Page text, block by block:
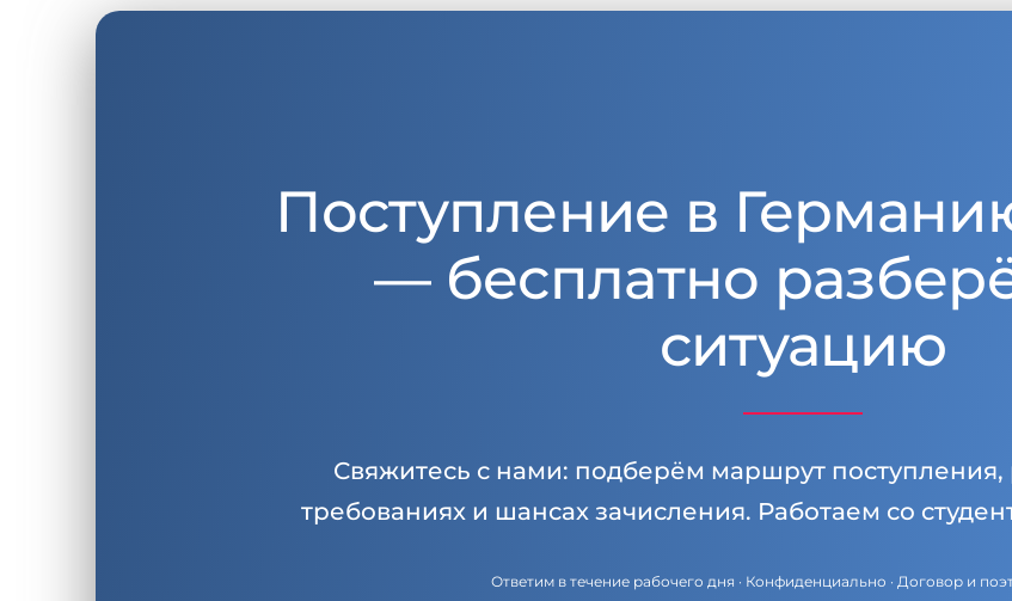
Поступление в
— бесплатно
ситуацию
Свяжитесь с нами: подберём маршрут поступления,
требованиях и шансах зачисления. Работаем со
Ответим в течение рабочего дня · Конфиденциально · Договор и